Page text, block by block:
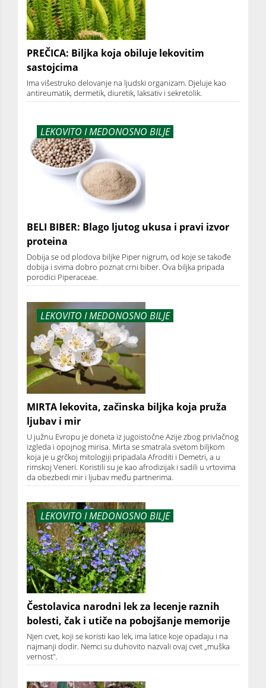
PREČICA: Biljka koja obiluje lekovitim
sastojcima
Ima višestruko delovanje na ljudski organizam. Djeluje kao
antireumatik, dermetik, diuretik, laksativ i sekretolik.
LEKOVITO I MEDONOSNO BILJE
BELI BIBER: Blago ljutog ukusa i pravi izvor
proteina
Dobija se od plodova biljke Piper nigrum, od koje se takođe
dobija i svima dobro poznat crni biber. Ova biljka pripada
porodici Piperaceae.
LEKOVITO I MEDONOSNO BILJE
MIRTA lekovita, začinska biljka koja pruža
ljubav i mir
U južnu Evropu je doneta iz jugoistočne Azije zbog privlačnog
izgleda i opojnog mirisa. Mirta se smatrala svetom biljkom
koja je u grčkoj mitologiji pripadala Afroditi i Demetri, a u
rimskoj Veneri. Koristili su je kao afrodizijak i sadili u vrtovima
da obezbedi mir i ljubav među partnerima.
LEKOVITO I MEDONOSNO BILJE
Čestolavica narodni lek za lecenje raznih
bolesti, čak i utiče na pobojšanje memorije
Njen cvet, koji se koristi kao lek, ima latice koje opadaju i na
najmanji dodir. Nemci su duhovito nazvali ovaj cvet „muška
vernost".